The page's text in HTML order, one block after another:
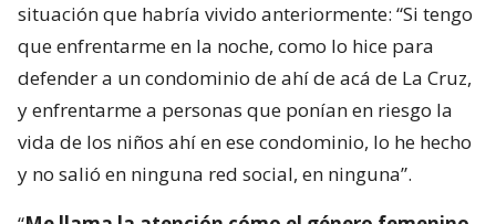
situación que habría vivido anteriormente: “Si tengo
que enfrentarme en la noche, como lo hice para
defender a un condominio de ahí de acá de La Cruz,
y enfrentarme a personas que ponían en riesgo la
vida de los niños ahí en ese condominio, lo he hecho
y no salió en ninguna red social, en ninguna”.